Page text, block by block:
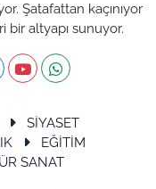
Şatafattan kaçınıyor
altyapı sunuyor.
SİYASET
EĞİTİM
SANAT